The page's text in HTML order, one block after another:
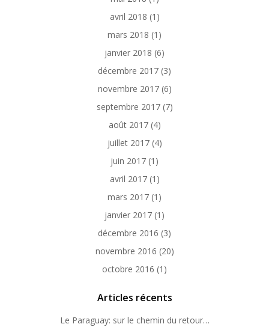
avril 2018 (1)
mars 2018 (1)
janvier 2018 (6)
décembre 2017 (3)
novembre 2017(6)
septembre 2017(7)
août 2017(4)
juillet 2017(4)
juin 2017 (1)
avril 2017(1)
mars 2017 (1)
janvier 2017 (1)
décembre 2016 (3)
novembre 2016 (20)
octobre 2016 (1)
Articles récents
Le Paraguay: sur le chemin du retour…